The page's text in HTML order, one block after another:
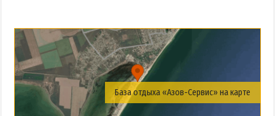
База отдыха «Азов-Сервис» на карте